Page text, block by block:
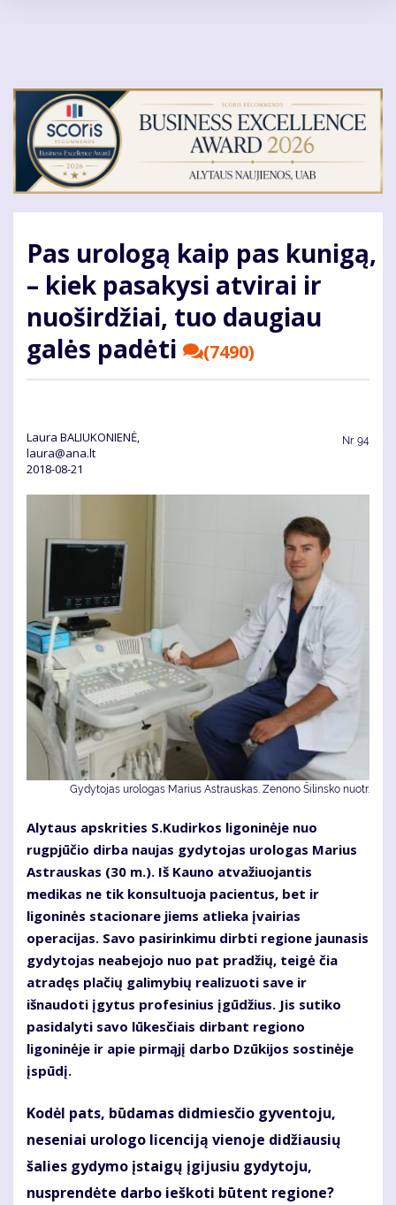
Pas urologą kaip pas kunigą,
– kiek pasakysi atvirai ir
nuoširdžiai, tuo daugiau
galės padėti
(7490)
Laura BALIUKONIENĖ,
laura@ana.lt
2018-08-21
Nr. 94
Gydytojas urologas Marius Astrauskas. Zenono Šilinsko nuotr.
Alytaus apskrities S.Kudirkos ligoninėje nuo
rugpjūčio dirba naujas gydytojas urologas Marius
Astrauskas (30 m.). Iš Kauno atvažiuojantis
medikas ne tik konsultuoja pacientus, bet ir
ligoninės stacionare jiems atlieka įvairias
operacijas. Savo pasirinkimu dirbti regione jaunasis
gydytojas neabejojo nuo pat pradžių, teigė čia
atradęs plačių galimybių realizuoti save ir
išnaudoti įgytus profesinius įgūdžius. Jis sutiko
pasidalyti savo lūkesčiais dirbant regiono
ligoninėje ir apie pirmąjį darbo Dzūkijos sostinėje
įspūdį.
Kodėl pats, būdamas didmiesčio gyventoju,
neseniai urologo licenciją vienoje didžiausių
šalies gydymo įstaigų įgijusiu gydytoju,
nusprendėte darbo ieškoti būtent regione?